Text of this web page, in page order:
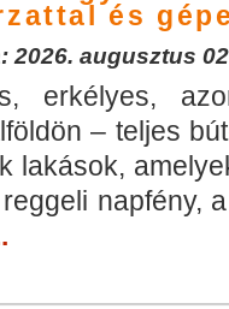
és
2026. augusztus
erkélyes,
– teljes
lakások,
napfény,